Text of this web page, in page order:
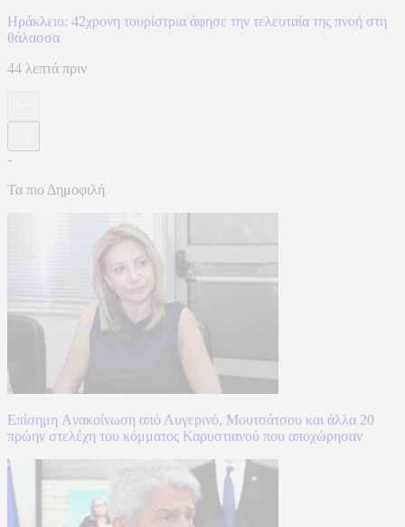
Ηράκλειο: 42χρονη τουρίστρια άφησε την τελευταία της πνοή στη
θάλασσα
44 λεπτά πριν
-
Τα πιο Δημοφιλή
Επίσημη Aνακοίνωση από Αυγερινό, Μουτσάτσου και άλλα 20
πρώην στελέχη του κόμματος Καρυστιανού που αποχώρησαν